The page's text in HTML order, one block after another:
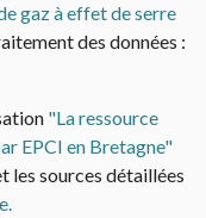
gaz à effet de serre
des données :
"La ressource
EPCI en Bretagne"
les sources détaillées